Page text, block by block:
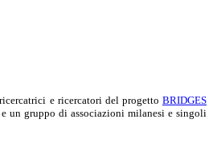
e ricercatori del progetto BRIDGES
un gruppo di associazioni milanesi e singoli